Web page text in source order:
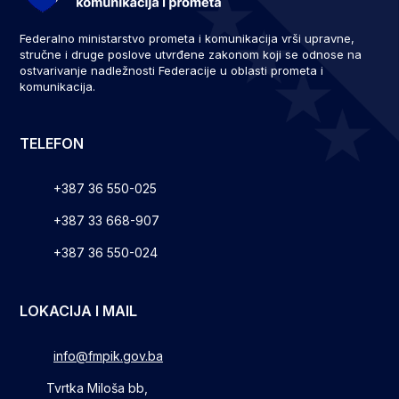
Federalno ministarstvo prometa i komunikacija vrši upravne,
stručne i druge poslove utvrđene zakonom koji se odnose na
ostvarivanje nadležnosti Federacije u oblasti prometa i
komunikacija.
TELEFON
+387 36 550-025
+387 33 668-907
+387 36 550-024
LOKACIJA I MAIL
info@fmpik.gov.ba
Tvrtka Miloša bb,